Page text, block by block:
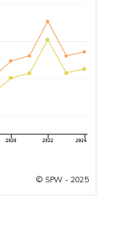
© SPW - 2025